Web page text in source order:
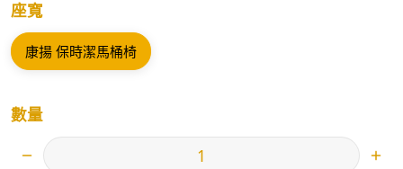
座寬
康揚 保時潔馬桶椅
數量